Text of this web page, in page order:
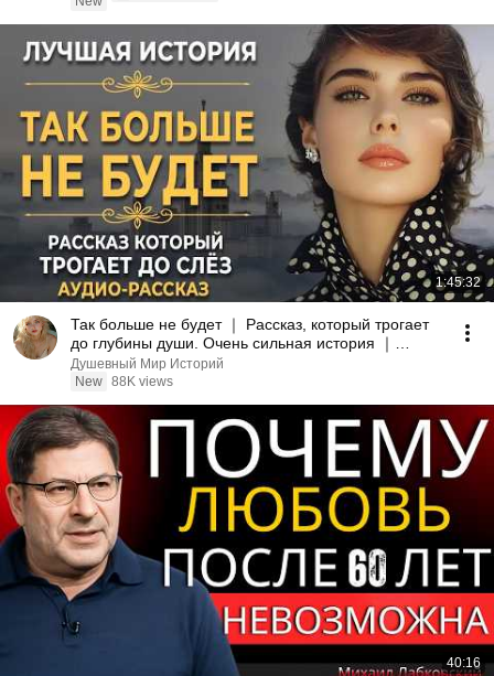
1:45:32
Так больше не будет ｜ Рассказ, который трогает
до глубины души. Очень сильная история ｜
Аудиорассказ
Душевный Мир Историй
New 88K views
40:16